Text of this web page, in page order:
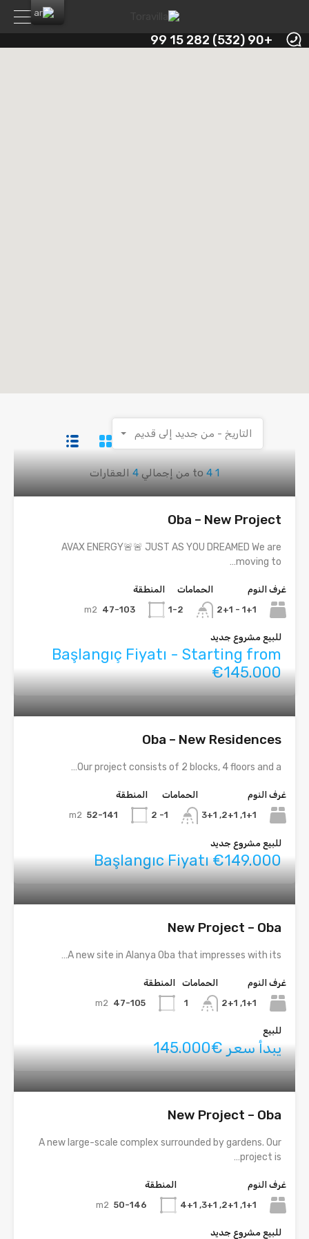
+90 (532) 282 15 99
1
to4 من إجمالي4 العقارات
التاريخ - من جديد إلى قديم
Oba – New Project
AVAX ENERGY🚨🚨 JUST AS YOU DREAMED We are
moving to…
غرف النوم
1+1 - 2+1
الحمامات
1-2
المنطقة
47-103
m2
للبيع مشروع جديد
Başlangıç Fiyatı - Starting from
€145.000
Oba – New Residences
Our project consists of 2 blocks, 4 floors and a…
غرف النوم
1+1, 2+1, 3+1
الحمامات
1- 2
المنطقة
52-141
m2
للبيع مشروع جديد
Başlangıc Fiyatı €149.000
New Project – Oba
A new site in Alanya Oba that impresses with its…
غرف النوم
1+1, 2+1
الحمامات
1
المنطقة
47-105
m2
للبيع
يبدأ سعر €145.000
New Project – Oba
A new large-scale complex surrounded by gardens. Our
project is…
غرف النوم
1+1, 2+1, 3+1, 4+1
المنطقة
50-146
m2
للبيع مشروع جديد